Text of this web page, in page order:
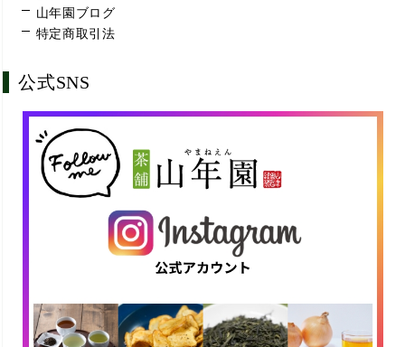
山年園ブログ
特定商取引法
公式SNS